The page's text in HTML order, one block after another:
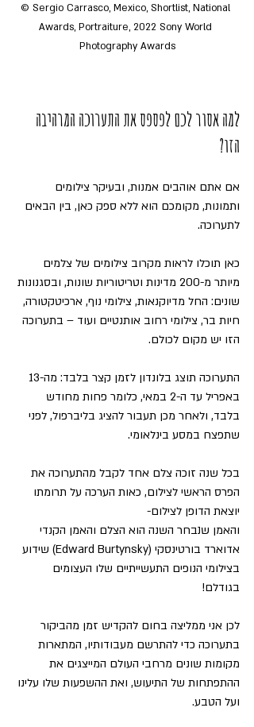
© Sergio Carrasco, Mexico, Shortlist, National
Awards, Portraiture, 2022 Sony World
Photography Awards
למה אסור לכם לפספס את התערוכה המרהיבה
הזו?
אם אתם אוהבים אמנות, ובעיקר צילומים
ותמונות, מקומכם הוא ללא ספק כאן, בין הבאים
לתערוכה.
כאן תוכלו לראות מקרוב צילומים של צלמים
מיותר מ-200 מדינות וטריטוריות שונות, ובסגנונות
שונים: החל מדיוקנאות, צילומי נוף, ארכיטקטורה,
חיות בר, צילומי רחוב אותנטיים ועוד – בתערוכה
הזו יש מקום לכולם.
באפריל עד ה-2 במאי, כלומר פחות מחודש
בלבד, ולאחר מכן תעבור להציג בליברפול, לפני
שתפצח במסע בינלאומי.
בכל שנה זוכה צלם אחד לקבל מהתערוכה את
הפרס הראשי לצילום, כאות הערכה על תרומתו
יוצאת הדופן לצילום-
והאמן שנבחר השנה הוא הצלם והאמן הקנדי
אדוארד בורטינסקי (Edward Burtynsky) שידוע
בצילומי הנופים התעשייתיים שלו העצומים
בגודלם!
לכן אני ממליצה בחום להקדיש זמן מהביקור
בתערוכה כדי להתרשם מעבודותיו, המתארות
מקומות שונים מרחבי העולם המייצגים את
ההתפתחות של התיעוש, ואת ההשפעות שלו עלינו
ועל הטבע.